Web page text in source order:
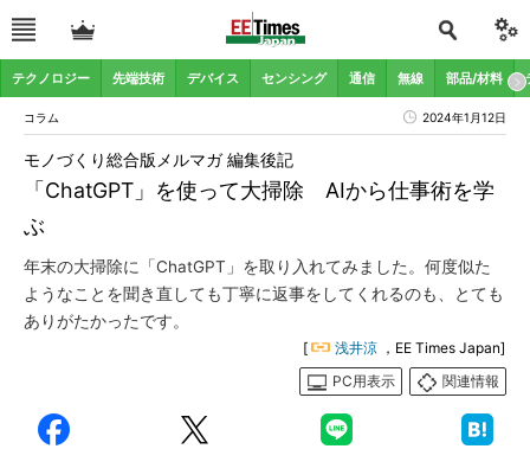
テクノロジー 先端技術 デバイス センシング 通信 無線 部品/材料
コラム 2024年1月12日
「ChatGPT」を使って大掃除 AIから仕事術を学
ぶ
モノづくり総合版メルマガ 編集後記
年末の大掃除に「ChatGPT」を取り入れてみました。何度似た
ようなことを聞き直しても丁寧に返事をしてくれるのも、とても
ありがたかったです。
[ 浅井涼 ，EE Times Japan]
PC用表示
関連情報